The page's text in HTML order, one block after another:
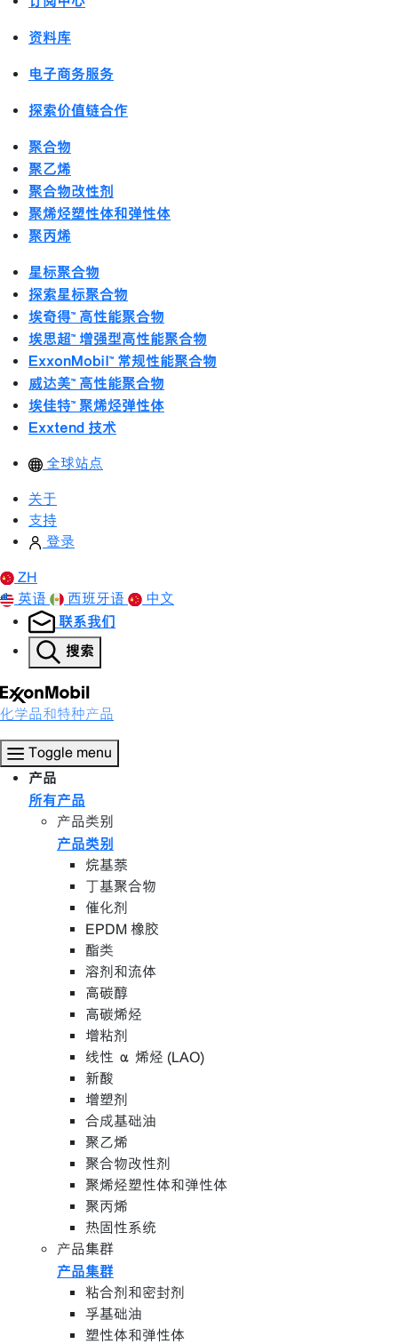
资料库
电子商务服务
探索价值链合作
聚合物
聚乙烯
聚合物改性剂
聚烯烃塑性体和弹性体
聚丙烯
星标聚合物
探索星标聚合物
埃奇得™ 高性能聚合物
埃思超™ 增强型高性能聚合物
ExxonMobil™ 常规性能聚合物
威达美™ 高性能聚合物
埃佳特™ 聚烯烃弹性体
Exxtend 技术
全球站点
关于
支持
登录
ZH
英语
西班牙语 中文
联系我们
搜索
化学品和特种产品
Toggle menu
产品
所有产品
产品类别
产品类别
烷基萘
丁基聚合物
催化剂
EPDM 橡胶
酯类
溶剂和流体
高碳醇
高碳烯烃
增粘剂
线性 α 烯烃 (LAO)
新酸
增塑剂
合成基础油
聚乙烯
聚合物改性剂
聚烯烃塑性体和弹性体
聚丙烯
热固性系统
产品集群
产品集群
粘合剂和密封剂
孚基础油
塑性体和弹性体